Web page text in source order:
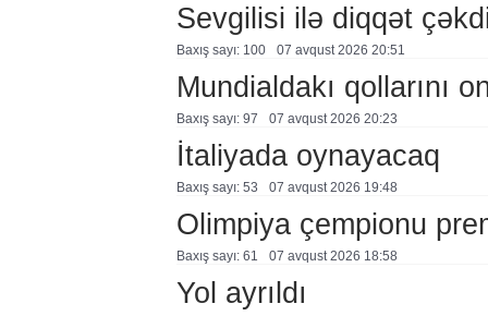
Sevgilisi ilə diqqət
Baxış sayı: 100 07 avqust 2026 20:51
Mundialdakı qollarını
Baxış sayı: 97 07 avqust 2026 20:23
İtaliyada oynayacaq
Baxış sayı: 53 07 avqust 2026 19:48
Olimpiya çempionu
Baxış sayı: 61 07 avqust 2026 18:58
Yol ayrıldı